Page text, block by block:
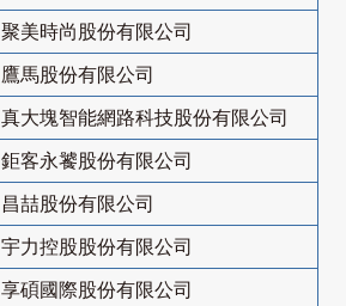
聚美時尚股份有限公司
鷹馬股份有限公司
真大塊智能網路科技股份有限公司
鉅客永饕股份有限公司
昌喆股份有限公司
宇力控股股份有限公司
享碩國際股份有限公司